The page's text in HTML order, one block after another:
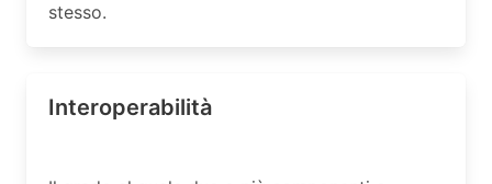
stesso.
Interoperabilità